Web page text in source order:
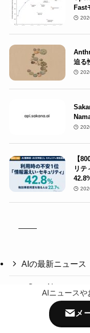
Fast
迫る
【
リテ
AIの最新ニュース
OpenAI
Google
AIニュースや
メ